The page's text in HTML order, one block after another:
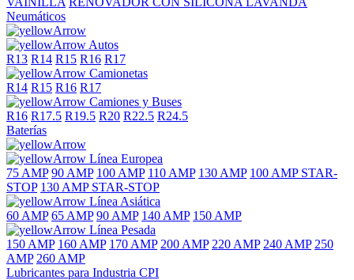
Neumáticos
Autos
R13 R14 R15 R16 R17
Camionetas
R14 R15 R16 R17
Camiones y Buses
R16 R17.5 R19.5 R20 R22.5 R24.5
Baterías
Línea Europea
75 AMP 90 AMP 100 AMP 110 AMP 130 AMP 100 AMP STAR-
STOP 130 AMP STAR-STOP
Línea Asiática
60 AMP 65 AMP 90 AMP 140 AMP 150 AMP
Línea Pesada
150 AMP 160 AMP 170 AMP 200 AMP 220 AMP 240 AMP 250
AMP 260 AMP
Lubricantes para Industria CPI